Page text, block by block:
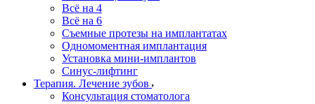
Всё на 4
Всё на 6
Съемные протезы на имплантатах
Одномоментная имплантация
Установка мини-имплантов
Синус-лифтинг
Терапия. Лечение зубов
Консультация стоматолога